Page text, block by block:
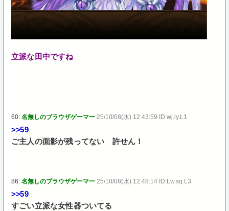
立派な田中ですね
60:名無しのブラウザゲーマー 25/10/08(水) 12:43:59 ID:wj.ly.L1
>>59
ご主人の面影が残ってない 許せん！
86:名無しのブラウザゲーマー 25/10/08(水) 12:48:14 ID:Lw.sq.L3
>>59
すごい立派な女性器ついてる